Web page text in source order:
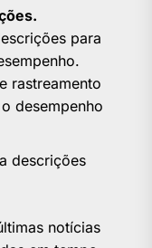
para
rastreamento
desempenho
descrições
notícias